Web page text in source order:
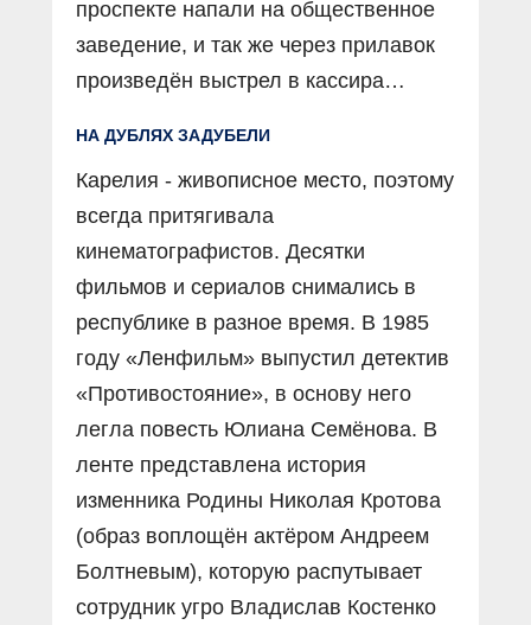
проспекте напали на общественное
заведение, и так же через прилавок
произведён выстрел в кассира…
НА ДУБЛЯХ ЗАДУБЕЛИ
Карелия - живописное место, поэтому
всегда притягивала
кинематографистов. Десятки
фильмов и сериалов снимались в
республике в разное время. В 1985
году «Ленфильм» выпустил детектив
«Противостояние», в основу него
легла повесть Юлиана Семёнова. В
ленте представлена история
изменника Родины Николая Кротова
(образ воплощён актёром Андреем
Болтневым), которую распутывает
сотрудник угро Владислав Костенко